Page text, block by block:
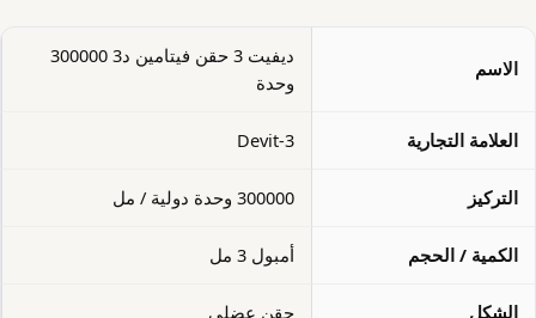
الاسم
ديفيت 3 حقن فيتامين د3 300000
وحدة
العلامة التجارية Devit-3
التركيز 300000 وحدة دولية / مل
الكمية / الحجم أمبول 3 مل
الشكل حقن عضلي